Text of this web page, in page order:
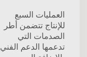
العمليات السبع
للإنتاج تتضمن أطر
الصدمات التي
تدعمها الدعم الفني